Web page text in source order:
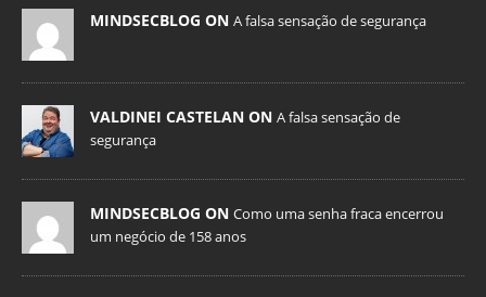
MINDSECBLOG ON A falsa sensação de segurança
VALDINEI CASTELAN ON A falsa sensação de
segurança
MINDSECBLOG ON Como uma senha fraca encerrou
um negócio de 158 anos